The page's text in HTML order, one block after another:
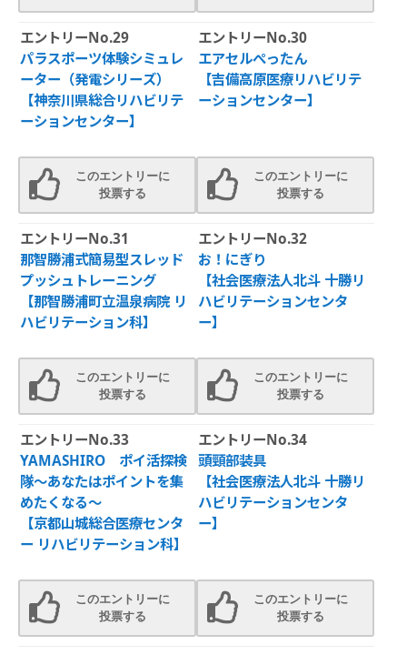
エントリーNo.29
パラスポーツ体験シミュレ
ーター（発電シリーズ）
【神奈川県総合リハビリテ
ーションセンター】
このエントリーに
投票する
エントリーNo.30
エアセルぺったん
【吉備高原医療リハビリテ
ーションセンター】
このエントリーに
投票する
エントリーNo.31
那智勝浦式簡易型スレッド
プッシュトレーニング
【那智勝浦町立温泉病院 リ
ハビリテーション科】
このエントリーに
投票する
エントリーNo.32
お！にぎり
【社会医療法人北斗 十勝リ
ハビリテーションセンタ
ー】
このエントリーに
投票する
エントリーNo.33
YAMASHIRO ポイ活探検
隊～あなたはポイントを集
めたくなる～
【京都山城総合医療センタ
ー リハビリテーション科】
このエントリーに
投票する
エントリーNo.34
頭頸部装具
【社会医療法人北斗 十勝リ
ハビリテーションセンタ
ー】
このエントリーに
投票する